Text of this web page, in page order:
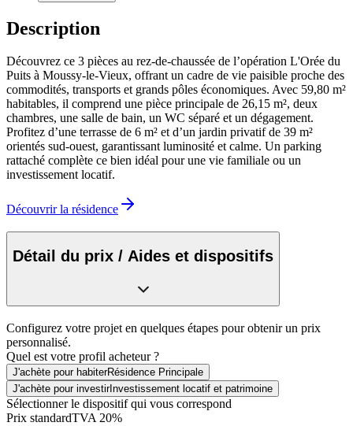
Description
Découvrez ce 3 pièces au rez-de-chaussée de l’opération L'Orée du
Puits à Moussy-le-Vieux, offrant un cadre de vie paisible proche des
commodités, transports et grands pôles économiques. Avec 59,80 m²
habitables, il comprend une pièce principale de 26,15 m², deux
chambres, une salle de bain, un WC séparé et un dégagement.
Profitez d’une terrasse de 6 m² et d’un jardin privatif de 39 m²
orientés sud-ouest, garantissant luminosité et calme. Un parking
rattaché complète ce bien idéal pour une vie familiale ou un
investissement locatif.
Découvrir la résidence
Détail du prix / Aides et dispositifs
Configurez votre projet en quelques étapes pour obtenir un prix
personnalisé.
Quel est votre profil acheteur ?
J'achète pour habiterRésidence Principale
J'achète pour investirInvestissement locatif et patrimoine
Sélectionner le dispositif qui vous correspond
Prix standardTVA 20%